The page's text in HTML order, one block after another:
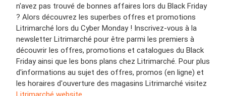
n'avez pas trouvé de bonnes affaires lors du Black Friday
? Alors découvrez les superbes offres et promotions
Litrimarché lors du Cyber Monday ! Inscrivez-vous à la
newsletter Litrimarché pour être parmi les premiers à
découvrir les offres, promotions et catalogues du Black
Friday ainsi que les bons plans chez Litrimarché. Pour plus
d'informations au sujet des offres, promos (en ligne) et
les horaires d'ouverture des magasins Litrimarché visitez